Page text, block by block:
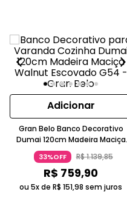
Adicionar
Gran Belo Banco Decorativo
Dumai 120cm Madeira Maciça
Walnut Escovado Marrom Escuro
33%OFF R$1.139,85
R$ 759,90
ou 5x de R$ 151,98 sem juros